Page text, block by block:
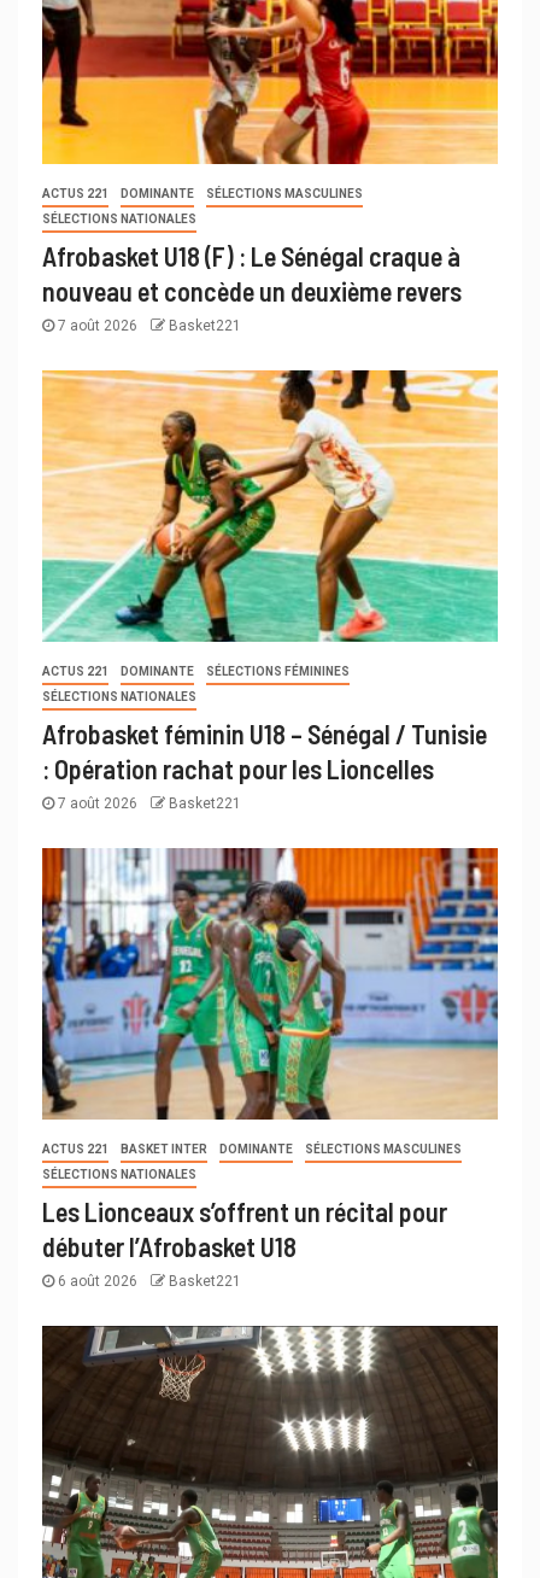
ACTUS 221 DOMINANTE
SÉLECTIONS MASCULINES
SÉLECTIONS NATIONALES
Afrobasket U18 (F) : Le Sénégal craque à
nouveau et concède un deuxième revers
7 août 2026 Basket221
ACTUS 221 DOMINANTE
SÉLECTIONS FÉMININES
SÉLECTIONS NATIONALES
Afrobasket féminin U18 – Sénégal / Tunisie
: Opération rachat pour les Lioncelles
7 août 2026 Basket221
ACTUS 221 BASKET INTER DOMINANTE
SÉLECTIONS MASCULINES
SÉLECTIONS NATIONALES
Les Lionceaux s’offrent un récital pour
débuter l’Afrobasket U18
6 août 2026 Basket221